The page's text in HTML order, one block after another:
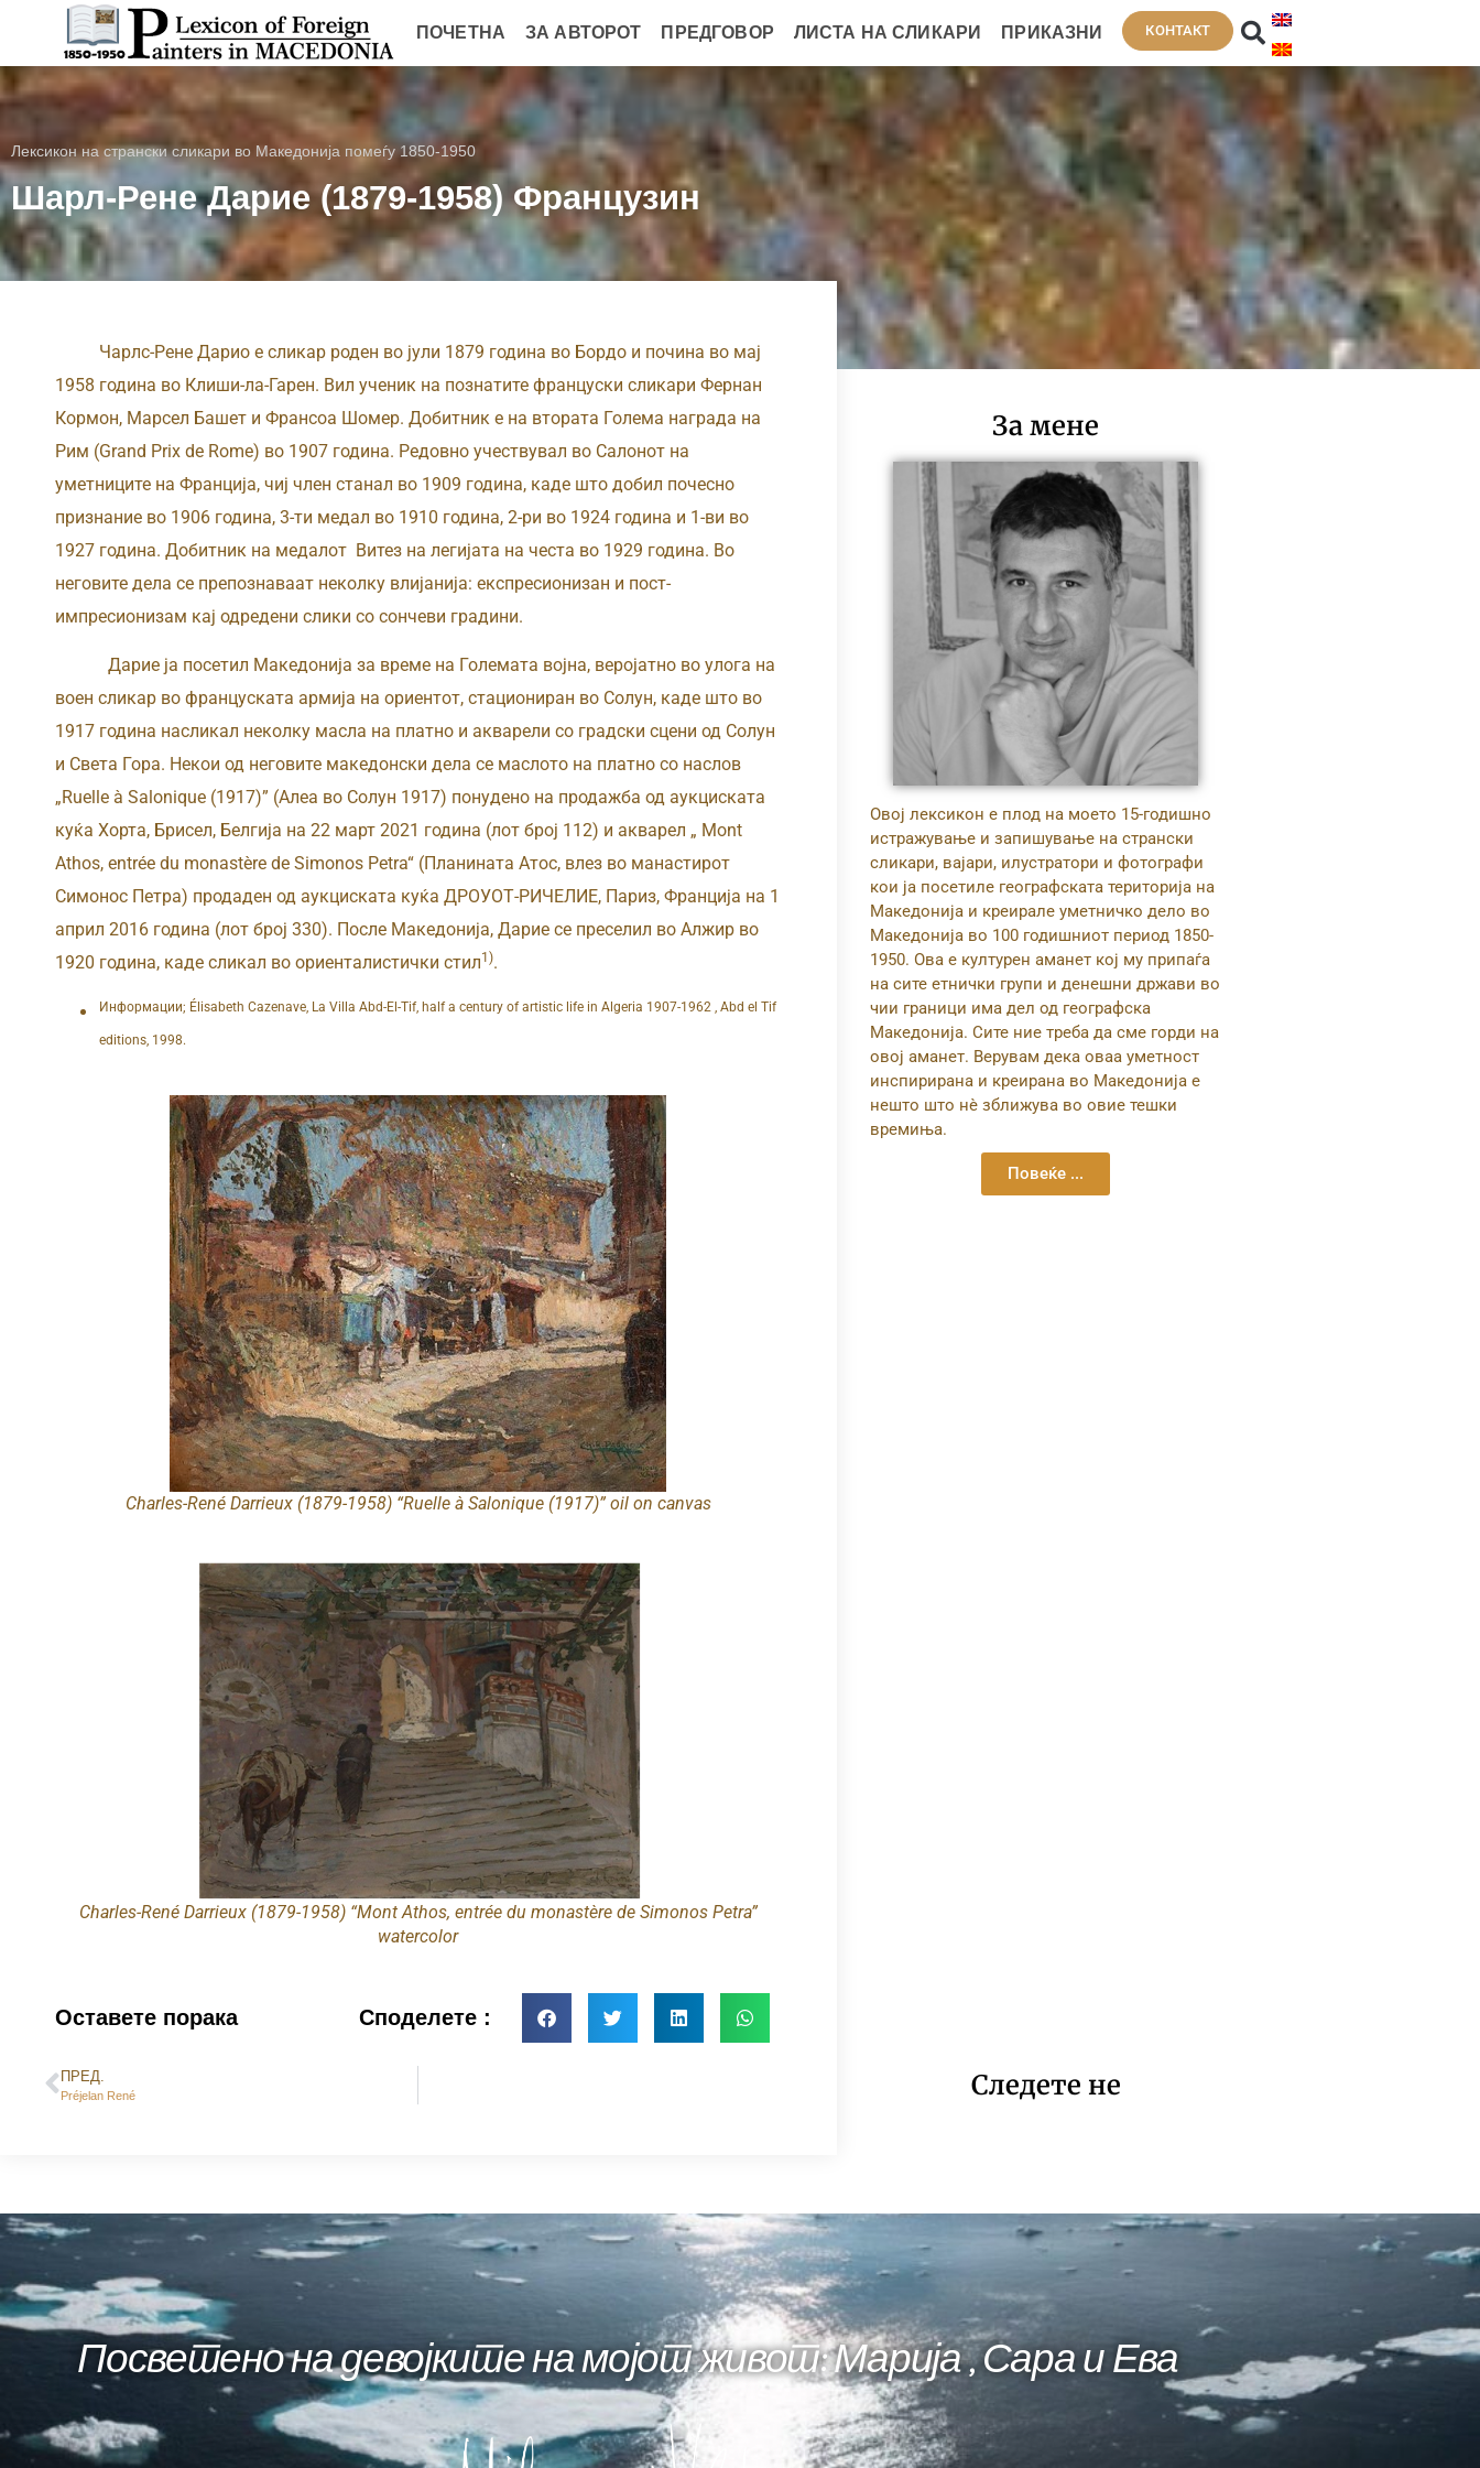
ПОЧЕТНА ЗА АВТОРОТ ПРЕДГОВОР ЛИСТА НА СЛИКАРИ ПРИКАЗНИ КОНТАКТ
Лексикон на странски сликари во Македонија помеѓу 1850-1950
Шарл-Рене Дарие (1879-1958) Французин
Чарлс-Рене Дарио е сликар роден во јули 1879 година во Бордо и почина во мај
1958 година во Клиши-ла-Гарен. Bил ученик на познатите француски сликари Фернан
Кормон, Марсел Башет и Франсоа Шомер. Добитник е на втората Голема награда на
Рим (Grand Prix de Rome) во 1907 година. Редовно учествувал во Салонот на
уметниците на Франција, чиј член станал во 1909 година, каде што добил почесно
признание во 1906 година, 3-ти медал во 1910 година, 2-ри во 1924 година и 1-ви во
1927 година. Добитник на медалот Витез на легијата на честа во 1929 година. Во
неговите дела се препознаваат неколку влијанија: експресионизан и пост-
импресионизам кај одредени слики со сончеви градини.
Дарие ја посетил Македонија за време на Големата војна, веројатно во улога на
воен сликар во француската армија на ориентот, стациониран во Солун, каде што во
1917 година насликал неколку масла на платно и акварели со градски сцени од Солун
и Света Гора. Некои од неговите македонски дела се маслото на платно со наслов
„Ruelle à Salonique (1917)” (Алеа во Солун 1917) понудено на продажба од аукциската
куќа Хорта, Брисел, Белгија на 22 март 2021 година (лот број 112) и акварел „ Mont
Athos, entrée du monastère de Simonos Petra“ (Планината Атос, влез во манастирот
Симонос Петра) продаден од аукциската куќа ДРОУОТ-РИЧЕЛИЕ, Париз, Франција на 1
април 2016 година (лот број 330). После Македонија, Дарие се преселил во Алжир во
1920 година, каде сликал во ориенталистички стил1).
Информации; Élisabeth Cazenave, La Villa Abd-El-Tif, half a century of artistic life in Algeria 1907-1962 , Abd el Tif
editions, 1998.
Charles-René Darrieux (1879-1958) “Ruelle à Salonique (1917)” oil on canvas
Charles-René Darrieux (1879-1958) “Mont Athos, entrée du monastère de Simonos Petra”
watercolor
Оставете порака Споделете :
ПРЕД.
Préjelan René
За мене
Овој лексикон е плод на моето 15-годишно
истражување и запишување на странски
сликари, вајари, илустратори и фотографи
кои ја посетиле географската територија на
Македонија и креирале уметничко дело во
Македонија во 100 годишниот период 1850-
1950. Ова е културен аманет кој му припаѓа
на сите етнички групи и денешни држави во
чии граници има дел од географска
Македонија. Сите ние треба да сме горди на
овој аманет. Верувам дека оваа уметност
инспирирана и креирана во Македонија е
нешто што нѐ зближува во овие тешки
времиња.
Повеќе ...
Следете не
Посветено на девојките на мојот живот: Марија , Сара и Ева